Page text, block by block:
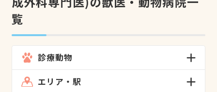
覧
診療動物
エリア・駅